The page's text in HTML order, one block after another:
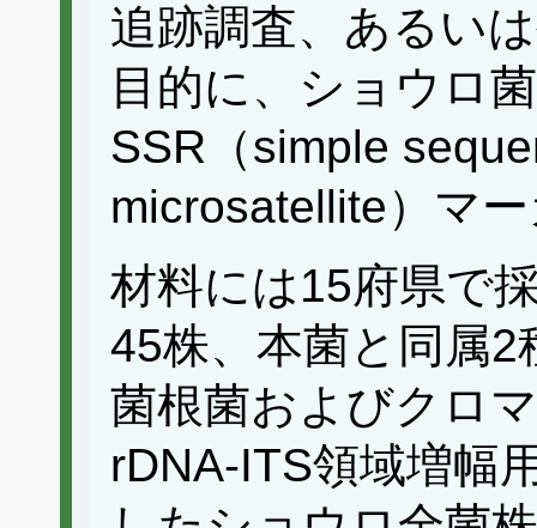
追跡調査、あるい
目的に、ショウロ
SSR（simple
microsatellite）マ
材料には15府県で
45株、本菌と同属
菌根菌およびクロ
rDNA-ITS領域増幅